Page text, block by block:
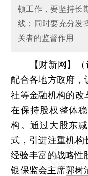
顿工作，要坚持长
线；同时要充分发
关者的监督作用
【财新网】
配合各地方政府，
社等金融机构的改
在保持股权整体
构。通过大股东
式，引进注重机构
经验丰富的战略性
银保监会主席郭树